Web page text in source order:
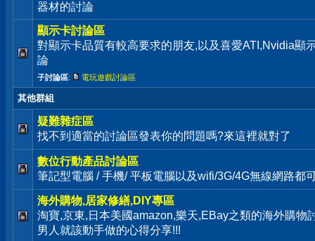
器材的討論
顯示卡討論區
對顯示卡品質有較高要求的朋友,以及喜愛ATI,Nvidia顯
論
子討論區: 電玩遊戲討論區
其他群組
疑難雜症區
找不到適當的討論區發表你的問題嗎?來這裡就對了
數位行動產品討論區
筆記型電腦 / 手機/ 平板電腦以及wifi/3G/4G無線網路都
海外購物,居家修繕,DIY專區
淘寶,京東,日本美國amazon,樂天,EBay之類的海外購物
男人就該動手做的心得分享!!!